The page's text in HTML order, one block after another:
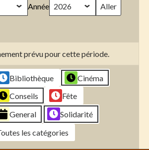
Année
prévu pour cette période.
Bibliothèque
Cinéma
Conseils
Fête
General
Solidarité
les catégories